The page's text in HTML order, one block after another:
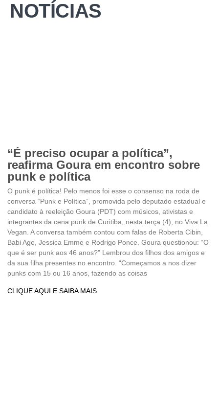
NOTÍCIAS
“É preciso ocupar a política”,
reafirma Goura em encontro sobre
punk e política
O punk é política! Pelo menos foi esse o consenso na roda de
conversa “Punk e Política”, promovida pelo deputado estadual e
candidato à reeleição Goura (PDT) com músicos, ativistas e
integrantes da cena punk de Curitiba, nesta terça (4), no Viva La
Vegan. A conversa também contou com falas de Roberta Cibin,
Babi Age, Jessica Emme e Rodrigo Ponce. Goura questionou: “O
que é ser punk aos 46 anos?” Lembrou dos filhos dos amigos e
da sua filha presentes no encontro. “Começamos a nos dizer
punks com 15 ou 16 anos, fazendo as coisas
CLIQUE AQUI E SAIBA MAIS